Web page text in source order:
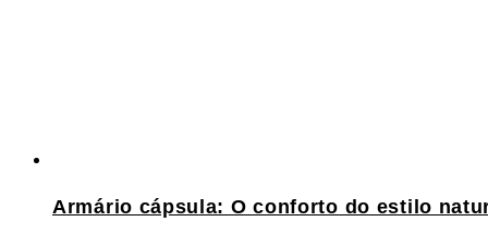
Armário cápsula: O conforto do estilo